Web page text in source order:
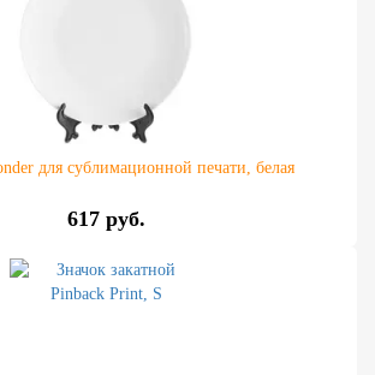
для сублимационной печати, белая
617 руб.